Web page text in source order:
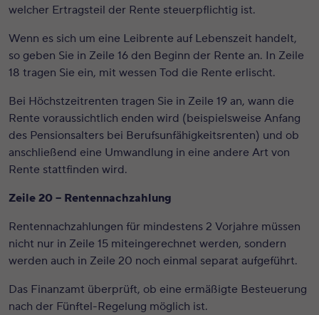
welcher Ertragsteil der Rente steuerpflichtig ist.
Wenn es sich um eine Leibrente auf Lebenszeit handelt,
so geben Sie in Zeile 16 den Beginn der Rente an. In Zeile
18 tragen Sie ein, mit wessen Tod die Rente erlischt.
Bei Höchstzeitrenten tragen Sie in Zeile 19 an, wann die
Rente voraussichtlich enden wird (beispielsweise Anfang
des Pensionsalters bei Berufsunfähigkeitsrenten) und ob
anschließend eine Umwandlung in eine andere Art von
Rente stattfinden wird.
Zeile 20 – Rentennachzahlung
Rentennachzahlungen für mindestens 2 Vorjahre müssen
nicht nur in Zeile 15 miteingerechnet werden, sondern
werden auch in Zeile 20 noch einmal separat aufgeführt.
Das Finanzamt überprüft, ob eine ermäßigte Besteuerung
nach der Fünftel-Regelung möglich ist.